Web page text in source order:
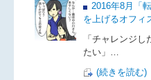
2016年8月「
を上げるオフィ
「チャレンジ
たい」…
(続きを読む)